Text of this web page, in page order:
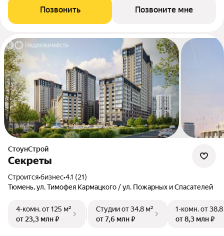
Позвонить Позвоните мне
СтоунСтрой
Секреты
Строится•бизнес•4.1 (21)
Тюмень, ул. Тимофея Кармацкого / ул. Пожарных и Спасателей
4-комн.от 125 м²
от 23,3 млн ₽
Студииот 34,8 м²
от 7,6 млн ₽
1-комн.от
от 8,3 млн ₽